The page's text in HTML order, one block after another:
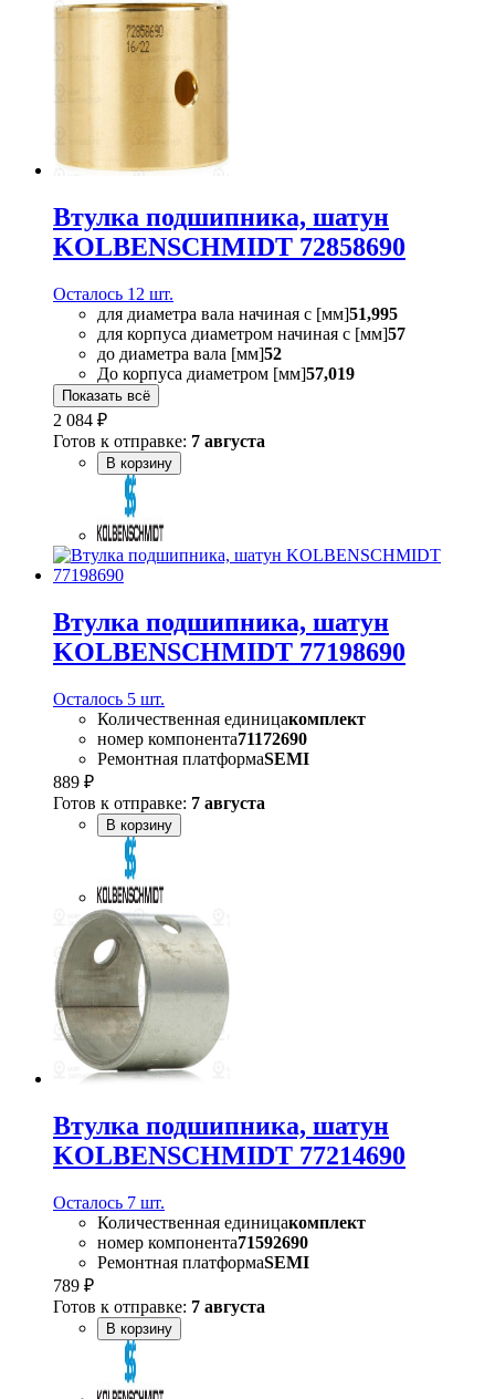
Втулка подшипника, шатун
KOLBENSCHMIDT 72858690
Осталось 12 шт.
для диаметра вала начиная с [мм]51,995
для корпуса диаметром начиная с [мм]57
до диаметра вала [мм]52
До корпуса диаметром [мм]57,019
Показать всё
2 084 ₽
Готов к отправке: 7 августа
В корзину
Втулка подшипника, шатун
KOLBENSCHMIDT 77198690
Осталось 5 шт.
Количественная единицакомплект
номер компонента71172690
Ремонтная платформаSEMI
889 ₽
Готов к отправке: 7 августа
В корзину
Втулка подшипника, шатун
KOLBENSCHMIDT 77214690
Осталось 7 шт.
Количественная единицакомплект
номер компонента71592690
Ремонтная платформаSEMI
789 ₽
Готов к отправке: 7 августа
В корзину